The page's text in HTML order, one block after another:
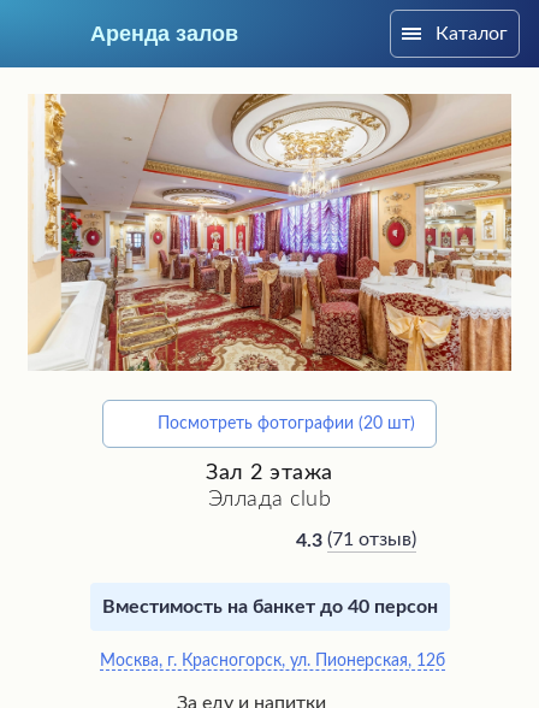
Аренда залов
Подберите мне зал
Каталог
Посмотреть фотографии (20 шт)
Зал 2 этажа
Эллада club
4.3 (71 отзыв)
Вместимость на банкет до 40 персон
Москва, г. Красногорск, ул. Пионерская, 12б
За еду и напитки